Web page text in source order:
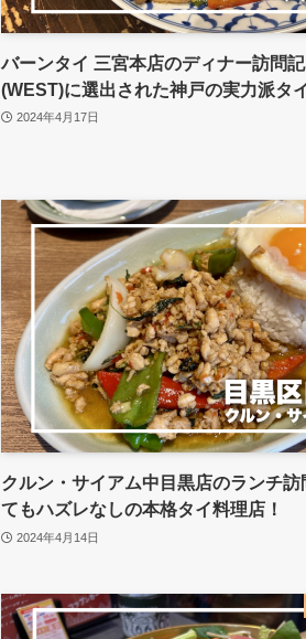
バーンタイ 三宮本店のディナー訪問
(WEST)に選出された神戸の実力派タ
2024年4月17日
クルン・サイアム中目黒店のランチ
てもハズレなしの本格タイ料理店！
2024年4月14日